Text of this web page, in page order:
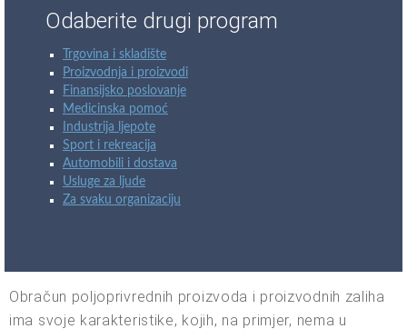
Odaberite drugi program
Trgovina i skladište
Proizvodnja i proizvodi
Finansijsko poslovanje
Medicinska pomoć
Industrija ljepote
Sport i rekreacija
Automobili i dostava
Usluge za ljude
Za svaku organizaciju
Obračun poljoprivrednih proizvoda i proizvodnih zaliha
ima svoje karakteristike, kojih, na primjer, nema u